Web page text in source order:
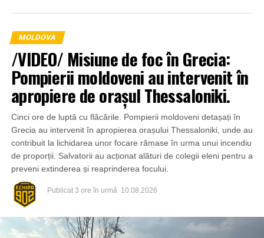
urmează să fie stabilite în cadrul investigațiilor.
MOLDOVA
/VIDEO/ Misiune de foc în Grecia:
Pompierii moldoveni au intervenit în
apropiere de orașul Thessaloniki.
Cinci ore de luptă cu flăcările. Pompierii moldoveni detașați în
Grecia au intervenit în apropierea orașului Thessaloniki, unde au
contribuit la lichidarea unor focare rămase în urma unui incendiu
de proporții. Salvatorii au acționat alături de colegii eleni pentru a
preveni extinderea și reaprinderea focului.
Publicat 3 ore în urmă 10.08.2026